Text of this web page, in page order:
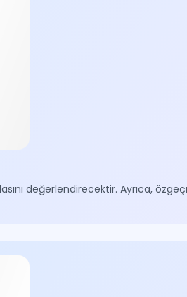
değerlendirecektir. Ayrıca,